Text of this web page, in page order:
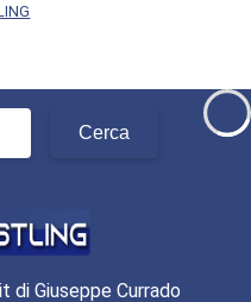
Giuseppe Currado